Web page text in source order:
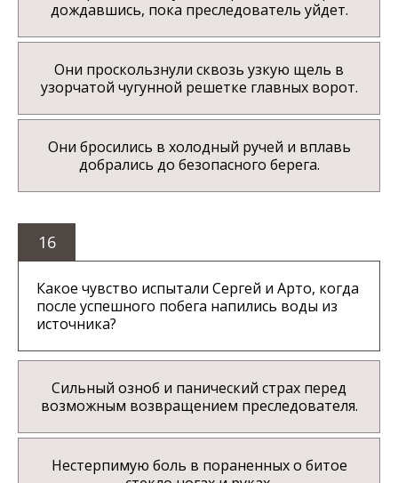
дождавшись, пока преследователь уйдет.
Они проскользнули сквозь узкую щель в
узорчатой чугунной решетке главных ворот.
Они бросились в холодный ручей и вплавь
добрались до безопасного берега.
16
Какое чувство испытали Сергей и Арто, когда
после успешного побега напились воды из
источника?
Сильный озноб и панический страх перед
возможным возвращением преследователя.
Нестерпимую боль в пораненных о битое